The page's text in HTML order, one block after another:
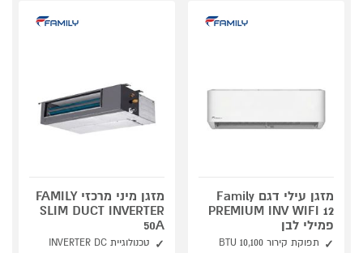
מזגן עילי דגם Family
PREMIUM INV WIFI 12
פמילי לבן
תפוקת קירור 10,100 BTU
מזגן מיני מרכזי FAMILY
SLIM DUCT INVERTER
50A
טכנולוגיית INVERTER DC